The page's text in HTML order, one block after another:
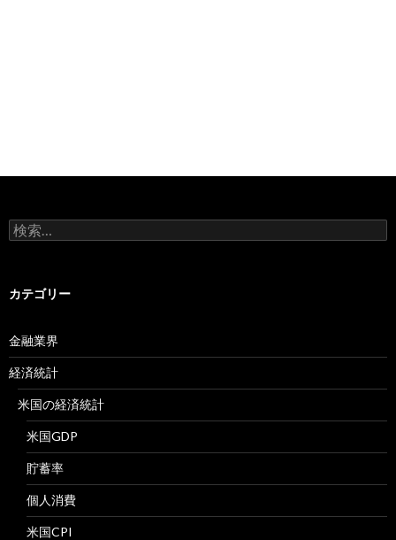
検
索:
カテゴリー
金融業界
経済統計
米国の経済統計
米国GDP
貯蓄率
個人消費
米国CPI